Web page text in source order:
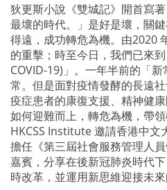
狄更斯小說《雙城記》開首寫
最壞的時代。」是好是壞，關
得遠，成功轉危為機。由2020
的重擊；時至今日，我們已來
COVID-19)」。一年半前的「
常。但是面對疫情發酵的長遠
疫症患者的康復支援、精神健
如何迎難而上，轉危為機，帶
HKCSS Institute 邀請香港中文
擔任《第三屆社會服務管理人
嘉賓，分享在後新冠肺炎時代
時改革，並運用新思維迎接未來